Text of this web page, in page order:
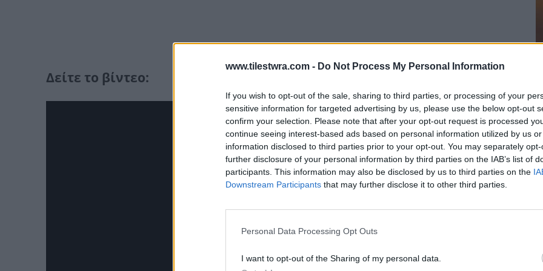
www.tilestwra.com - Do Not Process My Personal Information
If you wish to opt-out of the sale, sharing to third parties, or processing of your
sensitive information for targeted advertising by us, please use the below opt-out
confirm your selection. Please note that after your opt-out request is processed
continue seeing interest-based ads based on personal information utilized by us
information disclosed to third parties prior to your opt-out. You may separately
further disclosure of your personal information by third parties on the IAB’s list of
participants. This information may also be disclosed by us to third parties on the
Downstream Participants that may further disclose it to other third parties.
Personal Data Processing Opt Outs
I want to opt-out of the Sharing of my personal data.
Δείτε το βίντεο: